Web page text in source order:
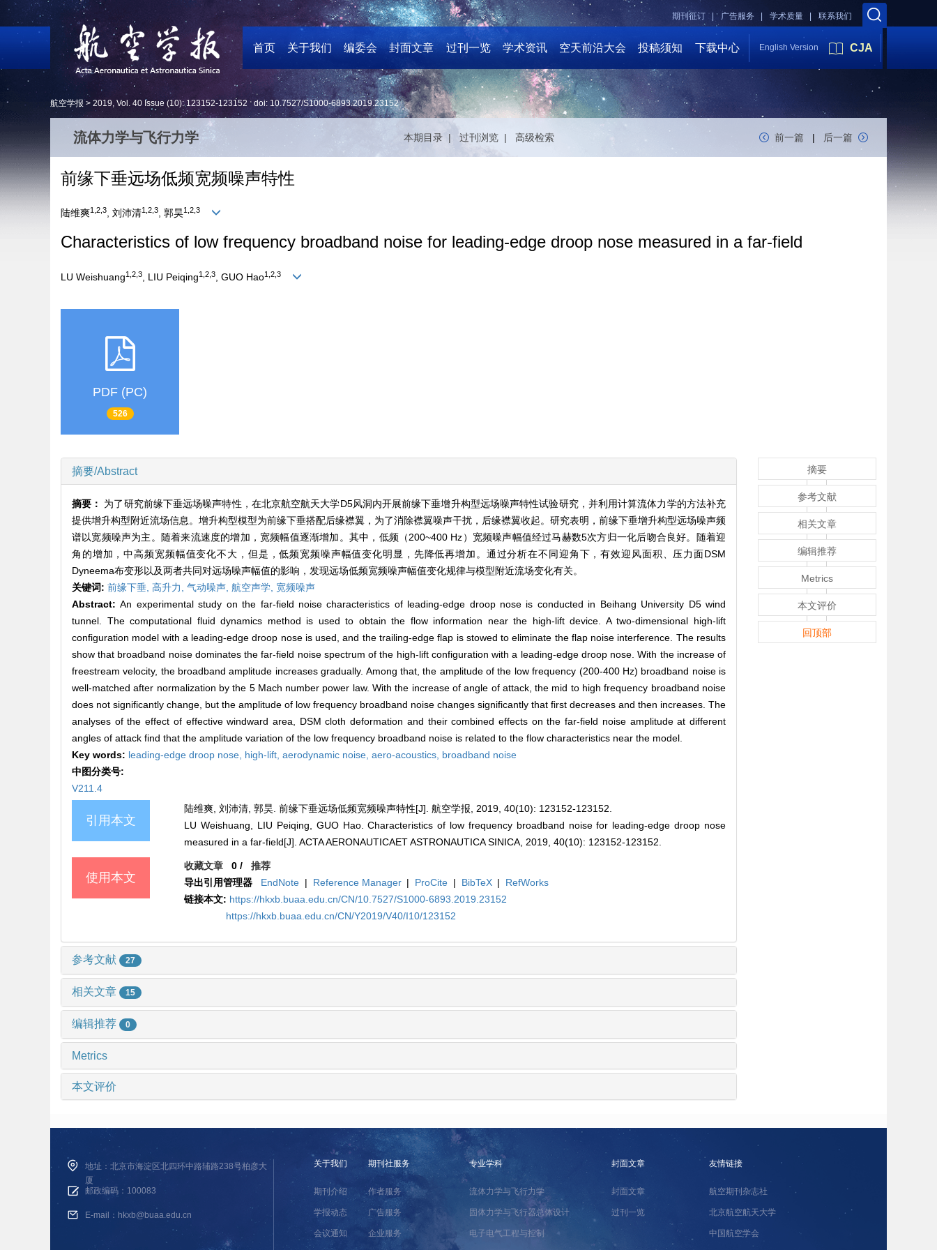
联系我们
学术质量 |
广告服务 |
期刊征订 |
首页 关于我们 编委会 封面文章 过刊一览 学术资讯 空天前沿大会 投稿须知 下载中心 English Version CJA
航空学报 > 2019, Vol. 40 Issue (10): 123152-123152 doi: 10.7527/S1000-6893.2019.23152
流体力学与飞行力学 本期目录 | 过刊浏览 | 高级检索 前一篇 | 后一篇
前缘下垂远场低频宽频噪声特性
陆维爽1,2,3, 刘沛清1,2,3, 郭昊1,2,3
Characteristics of low frequency broadband noise for leading-edge droop nose measured in a far-field
LU Weishuang1,2,3 , LIU Peiqing1,2,3 , GUO Hao1,2,3
PDF (PC)
526
摘要/Abstract
摘要： 为了研究前缘下垂远场噪声特性，在北京航空航天大学D5风洞内开展前缘下垂增升构型远场噪声特性试验研究，并利用计算流体力学的方法补充
提供增升构型附近流场信息。增升构型模型为前缘下垂搭配后缘襟翼，为了消除襟翼噪声干扰，后缘襟翼收起。研究表明，前缘下垂增升构型远场噪声频
谱以宽频噪声为主。随着来流速度的增加，宽频幅值逐渐增加。其中，低频（200~400 Hz）宽频噪声幅值经过马赫数5次方归一化后吻合良好。随着迎
角的增加，中高频宽频幅值变化不大，但是，低频宽频噪声幅值变化明显，先降低再增加。通过分析在不同迎角下，有效迎风面积、压力面DSM
Dyneema布变形以及两者共同对远场噪声幅值的影响，发现远场低频宽频噪声幅值变化规律与模型附近流场变化有关。
关键词: 前缘下垂, 高升力, 气动噪声, 航空声学, 宽频噪声
Abstract:An experimental study on the far-field noise characteristics of leading-edge droop nose is conducted in Beihang University D5 wind
tunnel. The computational fluid dynamics method is used to obtain the flow information near the high-lift device. A two-dimensional high-lift
configuration model with a leading-edge droop nose is used, and the trailing-edge flap is stowed to eliminate the flap noise interference. The results
show that broadband noise dominates the far-field noise spectrum of the high-lift configuration with a leading-edge droop nose. With the increase of
freestream velocity, the broadband amplitude increases gradually. Among that, the amplitude of the low frequency (200-400 Hz) broadband noise is
well-matched after normalization by the 5 Mach number power law. With the increase of angle of attack, the mid to high frequency broadband noise
does not significantly change, but the amplitude of low frequency broadband noise changes significantly that first decreases and then increases. The
analyses of the effect of effective windward area, DSM cloth deformation and their combined effects on the far-field noise amplitude at different
angles of attack find that the amplitude variation of the low frequency broadband noise is related to the flow characteristics near the model.
Key words: leading-edge droop nose, high-lift, aerodynamic noise, aero-acoustics, broadband noise
中图分类号:
V211.4
引用本文
陆维爽, 刘沛清, 郭昊. 前缘下垂远场低频宽频噪声特性[J]. 航空学报, 2019, 40(10): 123152-123152.
LU Weishuang, LIU Peiqing, GUO Hao. Characteristics of low frequency broadband noise for leading-edge droop nose
measured in a far-field[J]. ACTA AERONAUTICAET ASTRONAUTICA SINICA, 2019, 40(10): 123152-123152.
使用本文
收藏文章 0 /推荐
导出引用管理器
EndNote | Reference Manager | ProCite | BibTeX |
RefWorks
链接本文: https://hkxb.buaa.edu.cn/CN/10.7527/S1000-6893.2019.23152
https://hkxb.buaa.edu.cn/CN/Y2019/V40/I10/123152
参考文献 27
相关文章 15
编辑推荐 0
Metrics
本文评价
摘要
参考文献
相关文章
编辑推荐
Metrics
本文评价
回顶部
地址：北京市海淀区北四环中路辅路238号柏彦大
厦
邮政编码：100083
E-mail：hkxb@buaa.edu.cn
关于我们
期刊介绍
学报动态
会议通知
期刊社服务
作者服务
广告服务
企业服务
专业学科
流体力学与飞行力学
固体力学与飞行器总体设计
电子电气工程与控制
封面文章
封面文章
过刊一览
友情链接
航空期刊杂志社
北京航空航天大学
中国航空学会